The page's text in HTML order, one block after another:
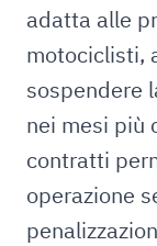
adatta alle
motociclisti,
sospendere
nei mesi più
contratti
operazione